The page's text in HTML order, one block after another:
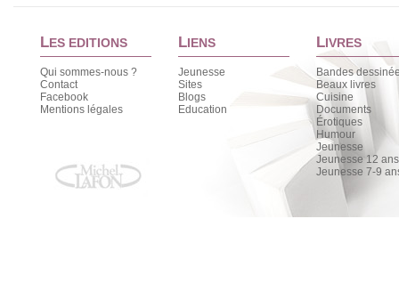
LES EDITIONS
Qui sommes-nous ?
Contact
Facebook
Mentions légales
LIENS
Jeunesse
Sites
Blogs
Education
LIVRES
Bandes
Beaux livres
Cuisine
Documents
Érotiques
Humour
Jeunesse
Jeunesse 12
Jeunesse 7-9